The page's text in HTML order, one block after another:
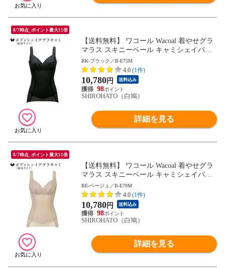
8/7時点_ポイント最大11倍
【送料無料】 ワコール Wacoal 着やせグラ
マラス スキニーベール キャミシェイパー
補正下着 ボディシェイパー
BK-ブラック／B-E75M
4.0 (1件)
10,780円 送料込み
98
SHIROHATO（白鳩）
詳細を見る
8/7時点_ポイント最大11倍
【送料無料】 ワコール Wacoal 着やせグラ
マラス スキニーベール キャミシェイパー
補正下着 ボディシェイパー
BE-ベージュ／B-E70M
4.0 (1件)
10,780円 送料込み
98
SHIROHATO（白鳩）
詳細を見る